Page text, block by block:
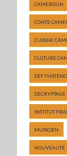
CAMEROUN
CONTE
CUISINE
CULTURE
DÉCRYPTAGE
INSTITUT
MUSICIEN
NOUVEAUTÉ